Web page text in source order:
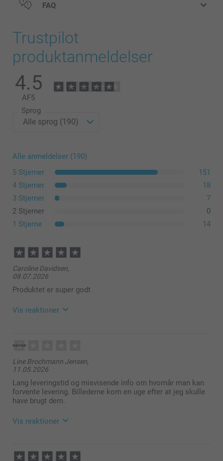
FAQ
Trustpilot
produktanmeldelser
4.5
AF5
Sprog
Alle anmeldelser (190)
5 Stjerner
151
4 Stjerner
18
3 Stjerner
7
2 Stjerner
0
1 Stjerne
14
Caroline Davidsen,
08.07.2026
Produktet er super godt
Vis reaktioner
Tusind tak for den flotte anmeldelse! 🥰
Vi er rigtig glade for at høre, at du er tilfreds med
dine Retro billeder fra os.
Vi håber, du får meget glæde af dit køb!
Varme hilsner
Helene @smartphoto
Line Brochmann Jensen,
11.05.2026
Lang leveringstid og misvisende info om hvornår man kan
forvente levering. Billederne kom en uge efter at jeg skulle
have brugt dem.
Vis reaktioner
09:24